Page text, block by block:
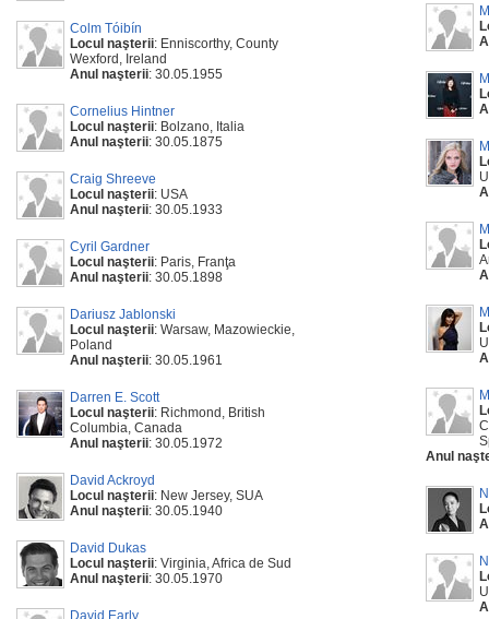
Colm Tóibín
Locul naşterii: Enniscorthy, County
Wexford, Ireland
Anul naşterii: 30.05.1955
Cornelius Hintner
Locul naşterii: Bolzano, Italia
Anul naşterii: 30.05.1875
Craig Shreeve
Locul naşterii: USA
Anul naşterii: 30.05.1933
Cyril Gardner
Locul naşterii: Paris, Franţa
Anul naşterii: 30.05.1898
Dariusz Jablonski
Locul naşterii: Warsaw, Mazowieckie,
Poland
Anul naşterii: 30.05.1961
Darren E. Scott
Locul naşterii: Richmond, British
Columbia, Canada
Anul naşterii: 30.05.1972
David Ackroyd
Locul naşterii: New Jersey, SUA
Anul naşterii: 30.05.1940
David Dukas
Locul naşterii: Virginia, Africa de Sud
Anul naşterii: 30.05.1970
David Early
Anul